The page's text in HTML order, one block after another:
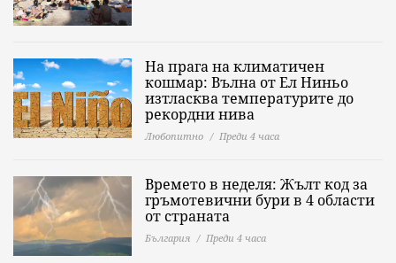
На прага на климатичен
кошмар: Вълна от Ел Ниньо
изтласква температурите до
рекордни нива
Любопитно Преди 4 часа
Времето в неделя: Жълт код за
гръмотевични бури в 4 области
от страната
България Преди 4 часа